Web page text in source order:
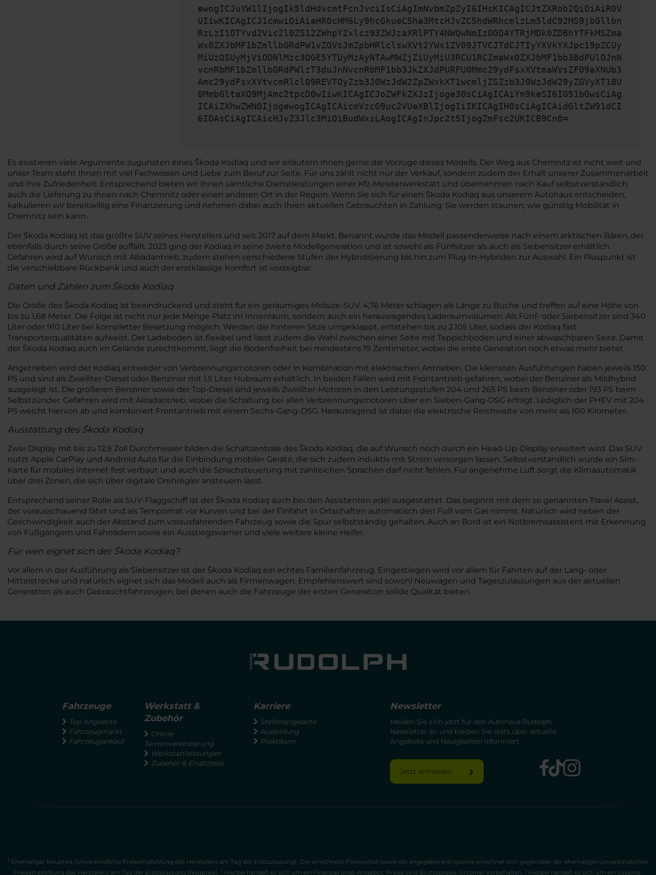
ewogICJuYW1lIjogIk5ldHdvcmtFcnJvciIsCiAgImNvbmZpZyI6IHsKICAgICJtZXRob2QiOiAiR0V
UIiwKICAgICJ1cmwiOiAiaHR0cHM6Ly9hcGkueC5ha3MtcHJvZC5hdWRhcmlzLm5ldC92MS9jbGllbn
RzLzI1OTYvd2Vic2l0ZS12ZWhpY2xlcz93ZWJzaXRlPTY4NWQwNmIzOGQ4YTRjMDk0ZDBhYTFkMSZma
Wx0ZXJbMF1bZmllbGRdPW1vZGVsJmZpbHRlclswXVt2YWx1ZV09JTVCJTdCJTIyYXVkYXJpc19pZCUy
MiUzQSUyMjViODNlMzc3OGE5YTUyMzAyNTAwMWZjZiUyMiU3RCU1RCZmaWx0ZXJbMF1bb3BdPUlOJnN
vcnRbMF1bZmllbGRdPWlzT3duJnNvcnRbMF1bb3JkZXJdPURFU0Mmc29ydFsxXVtmaWVsZF09aXNUb3
Amc29ydFsxXVtvcmRlcl09REVTQyZzb3J0WzJdW2ZpZWxkXT1wcmljZSZzb3J0WzJdW29yZGVyXT1BU
0MmbGltaXQ9MjAmc2tpcD0wIiwKICAgICJoZWFkZXJzIjoge30sCiAgICAiYm9keSI6IG51bGwsCiAg
ICAiZXhwZWN0IjogewogICAgICAicmVzcG9uc2VUeXBlIjogIiIKICAgIH0sCiAgICAidGltZW91dCI
6IDAsCiAgICAicHJvZ3Jlc3MiOiBudWxsLAogICAgInJpc2t5IjogZmFsc2UKICB9Cn0=
Es existieren viele Argumente zugunsten eines Škoda Kodiaq und wir erläutern Ihnen gerne die Vorzüge dieses Modells. Der Weg aus Chemnitz ist nicht weit und
unser Team steht Ihnen mit viel Fachwissen und Liebe zum Beruf zur Seite. Für uns zählt nicht nur der Verkauf, sondern zudem der Erhalt unserer Zusammenarbeit
und Ihre Zufriedenheit. Entsprechend bieten wir Ihnen sämtliche Dienstleistungen einer Kfz-Meisterwerkstatt und übernehmen nach Kauf selbstverständlich
auch die Lieferung zu Ihnen nach Chemnitz oder einen anderen Ort in der Region. Wenn Sie sich für einen Škoda Kodiaq aus unserem Autohaus entscheiden,
kalkulieren wir bereitwillig eine Finanzierung und nehmen dabei auch Ihren aktuellen Gebrauchten in Zahlung. Sie werden staunen, wie günstig Mobilität in
Chemnitz sein kann.
Der Škoda Kodiaq ist das größte SUV seines Herstellers und seit 2017 auf dem Markt. Benannt wurde das Modell passenderweise nach einem arktischen Bären, der
ebenfalls durch seine Größe auffällt. 2023 ging der Kodiaq in seine zweite Modellgeneration und ist sowohl als Fünfsitzer als auch als Siebensitzer erhältlich.
Gefahren wird auf Wunsch mit Allradantrieb, zudem stehen verschiedene Stufen der Hybridisierung bis hin zum Plug-In-Hybriden zur Auswahl. Ein Pluspunkt ist
die verschiebbare Rückbank und auch der erstklassige Komfort ist vorzeigbar.
Daten und Zahlen zum Škoda Kodiaq
Die Größe des Škoda Kodiaq ist beeindruckend und steht für ein geräumiges Midsize-SUV. 4,76 Meter schlagen als Länge zu Buche und treffen auf eine Höhe von
bis zu 1,68 Meter. Die Folge ist nicht nur jede Menge Platz im Innenraum, sondern auch ein herausragendes Laderaumvolumen. Als Fünf- oder Siebensitzer sind 340
Liter oder 910 Liter bei kompletter Besetzung möglich. Werden die hinteren Sitze umgeklappt, entstehen bis zu 2.105 Liter, sodass der Kodiaq fast
Transporterqualitäten aufweist. Der Ladeboden ist flexibel und lässt zudem die Wahl zwischen einer Seite mit Teppichboden und einer abwaschbaren Seite. Damit
der Škoda Kodiaq auch im Gelände zurechtkommt, liegt die Bodenfreiheit bei mindestens 19 Zentimeter, wobei die erste Generation noch etwas mehr bietet.
Angetrieben wird der Kodiaq entweder von Verbrennungsmotoren oder in Kombination mit elektrischen Antrieben. Die kleinsten Ausführungen haben jeweils 150
PS und sind als Zweiliter-Diesel oder Benziner mit 1,5 Liter Hubraum erhältlich. In beiden Fällen wird mit Frontantrieb gefahren, wobei der Benziner als Mildhybrid
ausgelegt ist. Die größeren Benziner sowie der Top-Diesel sind jeweils Zweiliter-Motoren in den Leistungsstufen 204 und 265 PS beim Benziner oder 193 PS beim
Selbstzünder. Gefahren wird mit Allradantrieb, wobei die Schaltung bei allen Verbrennungsmotoren über ein Sieben-Gang-DSG erfolgt. Lediglich der PHEV mit 204
PS weicht hiervon ab und kombiniert Frontantrieb mit einem Sechs-Gang-DSG. Herausragend ist dabei die elektrische Reichweite von mehr als 100 Kilometer.
Ausstattung des Škoda Kodiaq
Zwei Display mit bis zu 12,9 Zoll Durchmesser bilden die Schaltzentrale des Škoda Kodiaq, die auf Wunsch noch durch ein Head-Up-Display erweitert wird. Das SUV
nutzt Apple CarPlay und Android Auto für die Einbindung mobiler Geräte, die sich zudem induktiv mit Strom versorgen lassen. Selbstverständlich wurde ein Sim-
Karte für mobiles Internet fest verbaut und auch die Sprachsteuerung mit zahlreichen Sprachen darf nicht fehlen. Für angenehme Luft sorgt die Klimaautomatik
über drei Zonen, die sich über digitale Drehregler ansteuern lässt.
Entsprechend seiner Rolle als SUV-Flaggschiff ist der Škoda Kodiaq auch bei den Assistenten edel ausgestattet. Das beginnt mit dem so genannten Travel Assist,
der vorausschauend fährt und als Tempomat vor Kurven und bei der Einfahrt in Ortschaften automatisch den Fuß vom Gas nimmt. Natürlich wird neben der
Geschwindigkeit auch der Abstand zum vorausfahrenden Fahrzeug sowie die Spur selbstständig gehalten. Auch an Bord ist ein Notbremsassistent mit Erkennung
von Fußgängern und Fahrrädern sowie ein Ausstiegswarner und viele weitere kleine Helfer.
Für wen eignet sich der Škoda Kodiaq?
Vor allem in der Ausführung als Siebensitzer ist der Škoda Kodiaq ein echtes Familienfahrzeug. Eingestiegen wird vor allem für Fahrten auf der Lang- oder
Mittelstrecke und natürlich eignet sich das Modell auch als Firmenwagen. Empfehlenswert sind sowohl Neuwagen und Tageszulassungen aus der aktuellen
Generation als auch Gebrauchtfahrzeugen, bei denen auch die Fahrzeuge der ersten Generation solide Qualität bieten.
Fahrzeuge
Top Angebote
Fahrzeugmarkt
Fahrzeugankauf
Werkstatt &
Zubehör
Online
Terminvereinbarung
Werkstattleistungen
Zubehör & Ersatzteile
Karriere
Stellenangebote
Ausbildung
Praktikum
Newsletter
Melden Sie sich jetzt für den Autohaus Rudolph
Newsletter an und bleiben Sie stets über aktuelle
Angebote und Neuigkeiten informiert.
Jetzt anmelden
1 Ehemaliger Neupreis (Unverbindliche Preisempfehlung des Herstellers am Tag der Erstzulassung). Der errechnete Preisvorteil sowie die angegebene Ersparnis errechnet sich gegenüber der ehemaligen unverbindlichen
Preisempfehlung des Herstellers am Tag der Erstzulassung (Neupreis). 2 Hierbei handelt es sich um ein Finanzierungs-Angebot. Preise sind Bruttopreise. Irrtümer vorbehalten. 3 Hierbei handelt es sich um ein Leasing-